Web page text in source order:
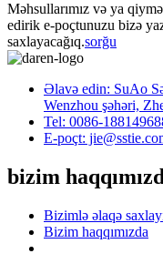
Məhsullarımız və ya
edirik e-poçtunuzu bizə
saxlayacağıq.sorğu
Əlavə edin: SuAo
Wenzhou şəhəri,
Tel: 0086-
E-poçt:
bizim
Bizimlə əlaqə
Bizim haqqımızda